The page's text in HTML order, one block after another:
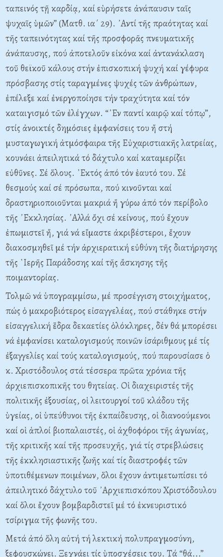
ταπεινός τῇ καρδίᾳ, καί εὑρήσετε ἀνάπαυσιν ταῖς
ψυχαῖς ὑμῶν” (Ματθ. ια΄ 29). ᾿Αντί τῆς πραότητας καί
τῆς ταπεινότητας καί τῆς προσφορᾶς πνευματικῆς
ἀνάπαυσης, πού ἀποτελοῦν εἰκόνα καί ἀντανάκλαση
τοῦ θεϊκοῦ κάλους στήν ἐπισκοπική ψυχή καί γέφυρα
πρόσβασης στίς ταραγμένες ψυχές τῶν ἀνθρώπων,
ἐπέλεξε καί ἐνεργοποίησε τήν τραχύτητα καί τόν
καταιγισμό τῶν ἐλέγχων. “᾿Εν παντί καιρῷ καί τόπῳ”,
στίς ἀνοικτές δημόσιες ἐμφανίσεις του ἤ στή
μυσταγωγική ἀτμόσφαιρα τῆς Εὐχαριστιακῆς λατρείας,
κουνάει ἀπειλητικά τό δάχτυλο καί καταμερίζει
εὐθῦνες. Σέ ὅλους. ᾿Εκτός ἀπό τόν ἑαυτό του. Σέ
θεσμούς καί σέ πρόσωπα, πού κινοῦνται καί
δραστηριοποιοῦνται μακριά ἤ γύρω ἀπό τόν περίβολο
τῆς ᾿Εκκλησίας. ᾿Αλλά ὄχι σέ κείνους, πού ἔχουν
ἐπωμιστεῖ ἤ, γιά νά εἴμαστε ἀκριβέστεροι, ἔχουν
διακοσμηθεῖ μέ τήν ἀρχιερατική εὐθύνη τῆς διατήρησης
τῆς ῾Ιερῆς Παράδοσης καί τῆς ἄσκησης τῆς
ποιμαντορίας.
Τολμῶ νά ὑπογραμμίσω, μέ προσέγγιση στοιχήματος,
πώς ὁ μακροβιότερος εἰσαγγελέας, πού στάθηκε στήν
εἰσαγγελική ἕδρα δεκαετίες ὁλόκληρες, δέν θά μπορέσει
νά ἐμφανίσει καταλογισμούς ποινῶν ἰσάριθμους μέ τίς
ἐξαγγελίες καί τούς καταλογισμούς, πού παρουσίασε ὁ
κ. Χριστόδουλος στά τέσσερα πρῶτα χρόνια τῆς
ἀρχιεπισκοπικῆς του θητείας. Οἱ διαχειριστές τῆς
πολιτικῆς ἐξουσίας, οἱ λειτουργοί τοῦ κλάδου τῆς
ὑγείας, οἱ ὑπεύθυνοι τῆς ἐκπαίδευσης, οἱ διανοούμενοι
καί οἱ ἁπλοί βιοπαλαιστές, οἱ ἀχθοφόροι τῆς ἀγωνίας,
τῆς κριτικῆς καί τῆς προσευχῆς, γιά τίς στρεβλώσεις
τῆς ἐκκλησιαστικῆς ζωῆς καί τίς διαστροφές τῶν
ὑποτιθέμενων ποιμένων, ὅλοι ἔχουν ἀντιμετωπίσει τό
ἀπειλητικό δάχτυλο τοῦ ᾿Αρχιεπισκόπου Χριστόδουλου
καί ὅλοι ἔχουν βομβαρδιστεῖ μέ τό ἐκνευριστικό
τσίριγμα τῆς φωνῆς του.
Μετά ἀπό ὅλη αὐτή τή λεκτική πολυπραγμοσύνη,
ξεφουσκώνει. Ξεχνάει τίς ὑποσχέσεις του. Τά “θά...”